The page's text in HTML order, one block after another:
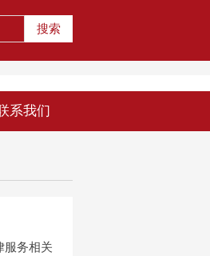
搜索
系我们
服务相关